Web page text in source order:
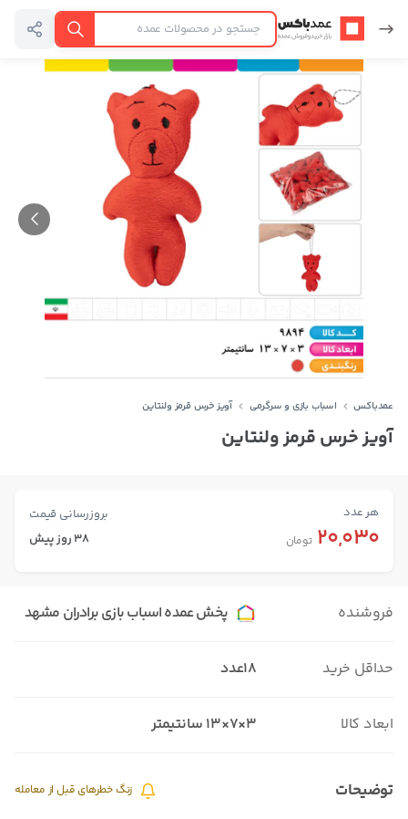
عمدباکس — بازگشت به صفحه اصلی
جستجو
عمدباکس اسباب بازی و سرگرمی آویز خرس قرمز ولنتاین
آویز خرس قرمز ولنتاین
هر عدد بروزرسانی قیمت
20,030 تومان 38 روز پیش
فروشنده پخش عمده اسباب بازی برادران مشهد
حداقل خرید 18عدد
ابعاد کالا ۳×7×13 سانتیمتر
توضیحات زنگ خطرهای قبل از معامله